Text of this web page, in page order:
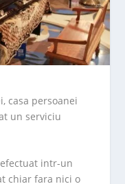
casa persoanei
un serviciu
intr-un
chiar fara nici o